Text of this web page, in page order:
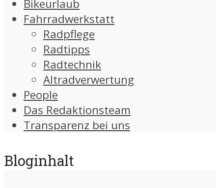
Bikeurlaub
Fahrradwerkstatt
Radpflege
Radtipps
Radtechnik
Altradverwertung
People
Das Redaktionsteam
Transparenz bei uns
Bloginhalt